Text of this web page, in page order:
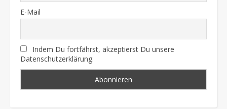
E-Mail
Indem Du fortfährst, akzeptierst Du unsere
Datenschutzerklärung.